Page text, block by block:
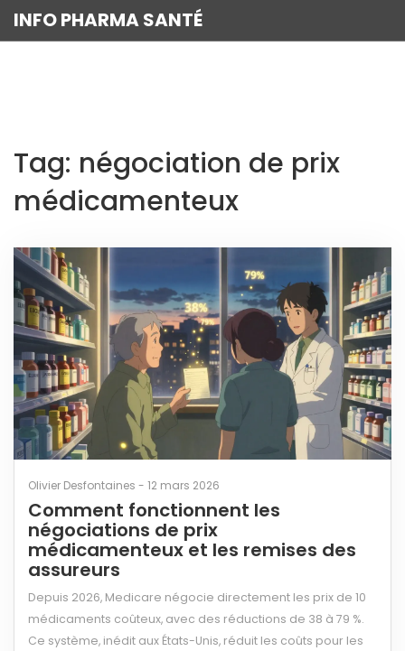
INFO PHARMA SANTÉ
Tag: négociation de prix
médicamenteux
Olivier Desfontaines - 12 mars 2026
Comment fonctionnent les
négociations de prix
médicamenteux et les remises des
assureurs
Depuis 2026, Medicare négocie directement les prix de 10
médicaments coûteux, avec des réductions de 38 à 79 %.
Ce système, inédit aux États-Unis, réduit les coûts pour les